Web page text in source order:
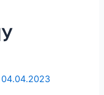
04.04.2023